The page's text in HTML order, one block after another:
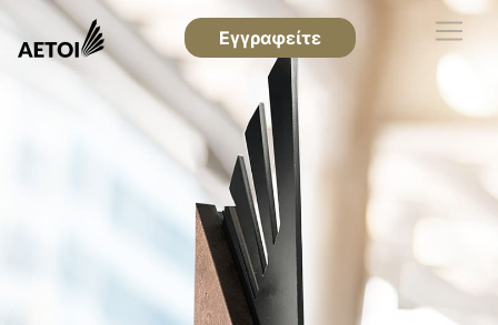
Εγγραφείτε